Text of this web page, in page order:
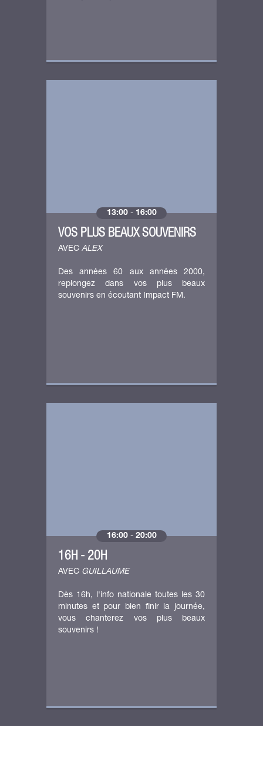
13:00- 16:00
VOS PLUS BEAUX SOUVENIRS
AVEC ALEX
Des années 60 aux années 2000,
replongez dans vos plus beaux
souvenirs en écoutant Impact FM.
16:00- 20:00
16H - 20H
AVEC GUILLAUME
Dès 16h, l'info nationale toutes les 30
minutes et pour bien finir la journée,
vous chanterez vos plus beaux
souvenirs !